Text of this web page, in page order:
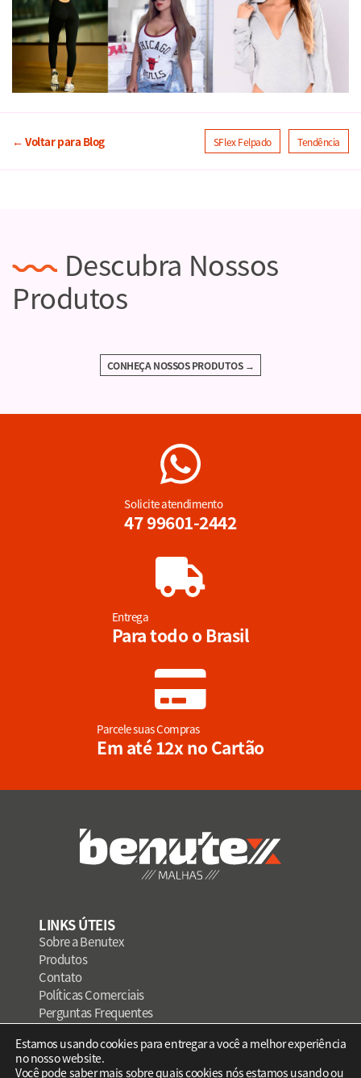
← Voltar para Blog SFlex Felpado Tendência
Descubra Nossos
Produtos
CONHEÇA NOSSOS PRODUTOS →
Solicite atendimento
47 99601-2442
Entrega
Para todo o Brasil
Parcele suas Compras
Em até 12x no Cartão
LINKS ÚTEIS
Sobre a Benutex
Produtos
Contato
Políticas Comerciais
Perguntas Frequentes
Estamos usando cookies para entregar a você a melhor experiência
no nosso website.
Você pode saber mais sobre quais cookies nós estamos usando ou